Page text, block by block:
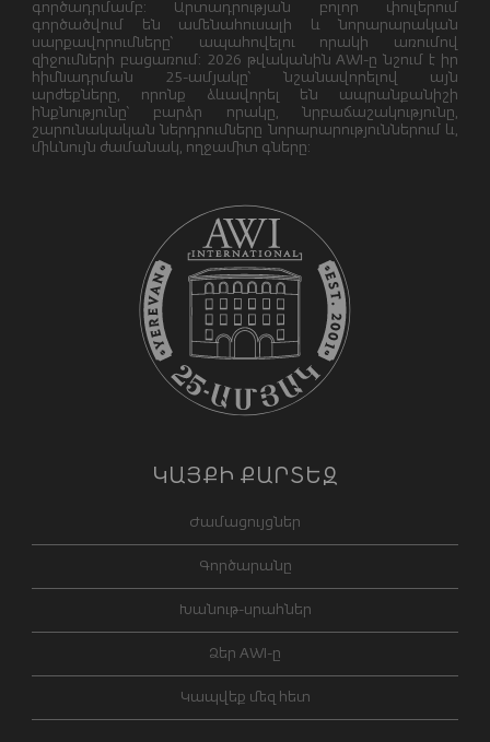
գործադրմամբ: Արտադրության բոլոր փուլերում
գործածվում են ամենահուսալի և նորարարական
սարքավորումները՝ ապահովելու որակի առումով
զիջումների բացառում: 2026 թվականին AWI-ը նշում է իր
հիմնադրման 25-ամյակը՝ նշանավորելով այն
արժեքները, որոնք ձևավորել են ապրանքանիշի
ինքնությունը՝ բարձր որակը, նրբաճաշակությունը,
շարունակական ներդրումները նորարարություններում և,
միևնույն ժամանակ, ողջամիտ գները:
ԿԱՅՔԻ ՔԱՐՏԵԶ
Ժամացույցներ
Գործարանը
Խանութ-սրահներ
Ձեր AWI-ը
Կապվեք մեզ հետ